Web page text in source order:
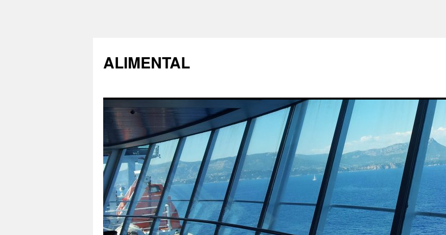
ALIMENTAL